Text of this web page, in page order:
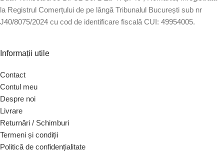
la Registrul Comerțului de pe lângă Tribunalul București sub nr
J40/8075/2024 cu cod de identificare fiscală CUI: 49954005.
Informații utile
Contact
Contul meu
Despre noi
Livrare
Returnări / Schimburi
Termeni și condiții
Politică de confidențialitate